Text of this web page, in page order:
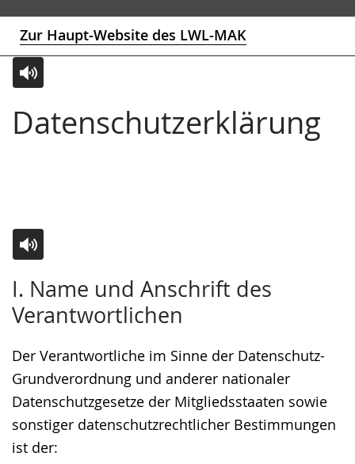
Zur Haupt-Website des LWL-MAK
Datenschutzerklärung
Leichten
Audio-
Video
angezeigt.
I. Name und Anschrift des
Verantwortlichen
Der Verantwortliche im Sinne der Datenschutz-
Grundverordnung und anderer nationaler
Datenschutzgesetze der Mitgliedsstaaten sowie
sonstiger datenschutzrechtlicher Bestimmungen
ist der:
Leichten
Sprache
Audio-
Unterstützung.
Video
in
Gebärdensprache
wird
angezeigt.